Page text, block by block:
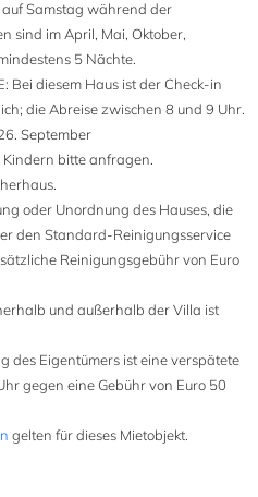
Samstag während der
sind im April, Mai, Oktober,
5 Nächte.
Bei diesem Haus ist der Check-in
die Abreise zwischen 8 und 9 Uhr.
September
Kindern bitte anfragen.
oder Unordnung des Hauses, die
den Standard-Reinigungsservice
Reinigungsgebühr von Euro
und außerhalb der Villa ist
des Eigentümers ist eine verspätete
gegen eine Gebühr von Euro 50
gelten für dieses Mietobjekt.